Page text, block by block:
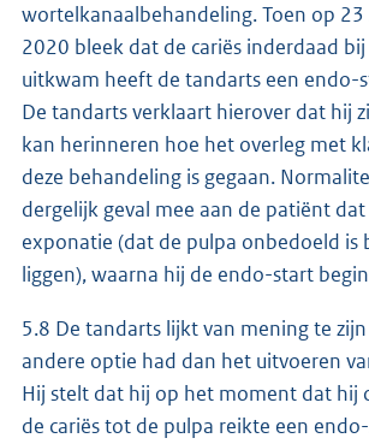
wortelkanaalbehandeling. Toen op
2020 bleek dat de cariës inderdaad
uitkwam heeft de tandarts een endo-
De tandarts verklaart hierover dat hij
kan herinneren hoe het overleg met
deze behandeling is gegaan.
dergelijk geval mee aan de patiënt dat
exponatie (dat de pulpa onbedoeld is
liggen), waarna hij de endo-start
5.8 De tandarts lijkt van mening te
andere optie had dan het uitvoeren
Hij stelt dat hij op het moment dat hij
de cariës tot de pulpa reikte een